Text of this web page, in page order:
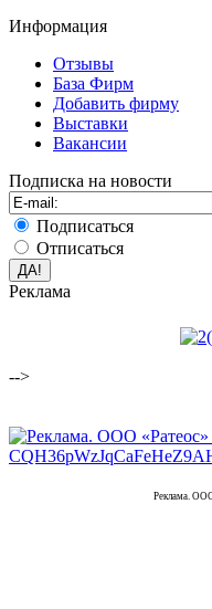
Информация
Отзывы
База Фирм
Добавить фирму
Выставки
Вакансии
Подписка на новости
Подписаться
Отписаться
Реклама
-->
Реклама.